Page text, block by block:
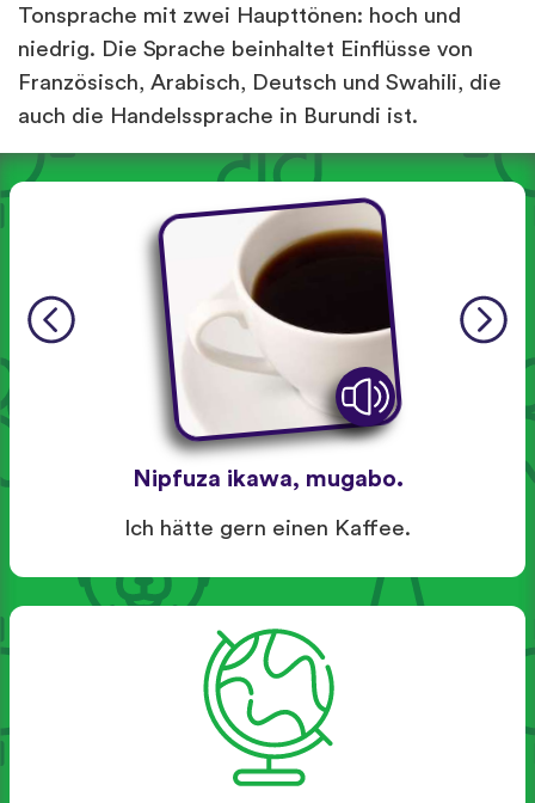
Tonsprache mit zwei Haupttönen: hoch und
niedrig. Die Sprache beinhaltet Einflüsse von
Französisch, Arabisch, Deutsch und Swahili, die
auch die Handelssprache in Burundi ist.
Nipfuza ikawa, mugabo.
Ich hätte gern einen Kaffee.